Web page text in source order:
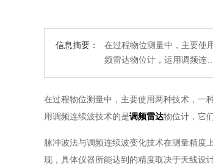
信息摘要：
在过程物位测量中，主要使
频雷达物位计，运用调频连
在过程物位测量中，主要使用两种技术，一
用调频连续波技术的是调频雷达物位计，它
脉冲波法与调频连续波变化技术在测量精度
现，具体仪器所能达到的精度取决于天线设